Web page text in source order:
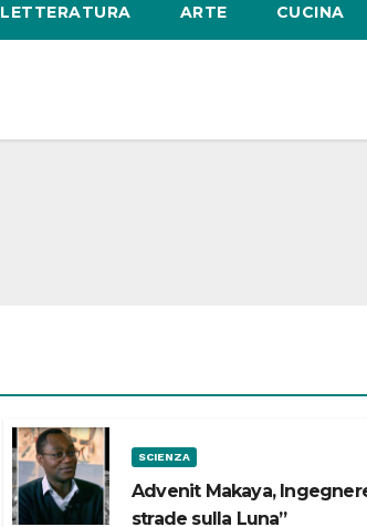
LETTERATURA ARTE CUCINA
SCIENZA
Advenit Makaya,
strade sulla Luna”